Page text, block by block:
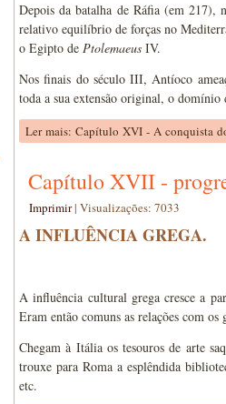
Depois da batalha de Ráfia (em 217),
relativo equilíbrio de forças no
o Egipto de Ptolemaeus IV.
Nos finais do século III, Antíoco
toda a sua extensão original, o
Ler mais: Capítulo XVI - A conquista
Capítulo XVII -
Imprimir| Visualizações: 7033
A INFLUÊNCIA GREGA.
A influência cultural grega cresce a
Eram então comuns as relações com
Chegam à Itália os tesouros de arte
trouxe para Roma a esplêndida
etc.